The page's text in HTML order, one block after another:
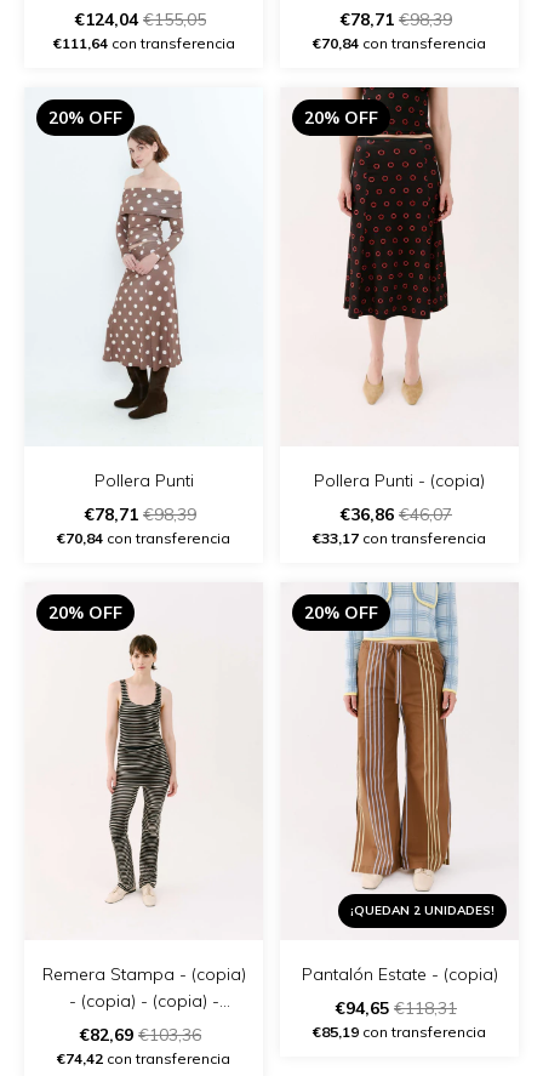
€124,04€155,05
€111,64con transferencia
€78,71 €98,39
€70,84 con transferencia
20% OFF
Pollera Punti
€78,71 €98,39
€70,84 con transferencia
20% OFF
Pollera Punti - (copia)
€36,86 €46,07
€33,17 con transferencia
20% OFF
Remera Stampa - (copia)
- (copia) - (copia) -
(copia) - (copia) - (copia)
€82,69 €103,36
€74,42 con transferencia
20% OFF
¡QUEDAN 2 UNIDADES!
Pantalón Estate - (copia)
€94,65 €118,31
€85,19 con transferencia